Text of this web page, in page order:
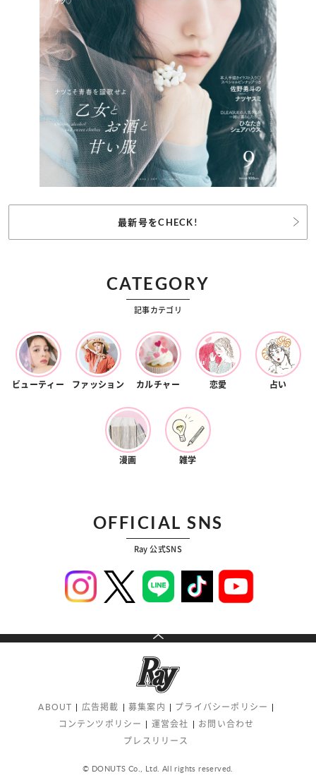
最新号をCHECK!
CATEGORY
記事カテゴリ
ビューティー ファッション カルチャー 恋愛 占い
漫画 雑学
OFFICIAL SNS
Ray 公式SNS
ABOUT 広告掲載 募集案内
プライバシーポリシー
コンテンツポリシー
運営会社
お問い合わせ
プレスリリース
© DONUTS Co., Ltd. All rights reserved.